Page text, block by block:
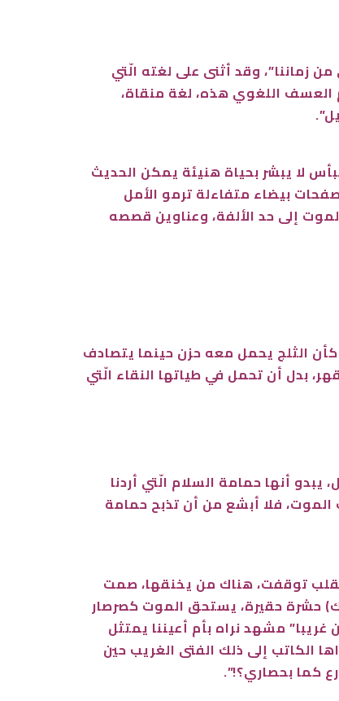
وقد أثنى على لغته الّتي
العسف اللغوي هذه، لغة منقاة،
لا يبشر بحياة هنيئة يمكن الحديث
بيضاء متفاءلة ترمو الأمل
إلى حد الألفة، وعناوين قصصه
الثلج يحمل معه حزن حينما يتصادف
بدل أن تحمل في طياتها النقاء الّتي
أنها حمامة السلام الّتي أردنا
الموت، فلا أبشع من أن تذبح حمامة
توقفت، هناك من يخنقها، صمت
حشرة حقيرة، يستحق الموت كصرصار
مشهد نراه بأم أعيننا يمتثل
الكاتب إلى ذلك الفتى الغريب حين
كما بحصاري؟!”.